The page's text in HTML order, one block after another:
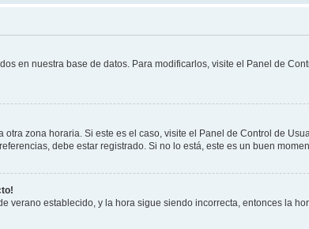
en nuestra base de datos. Para modificarlos, visite el Panel de
zona horaria. Si este es el caso, visite el Panel de Control de
debe estar registrado. Si no lo está, este es un buen
verano establecido, y la hora sigue siendo incorrecta, entonces la